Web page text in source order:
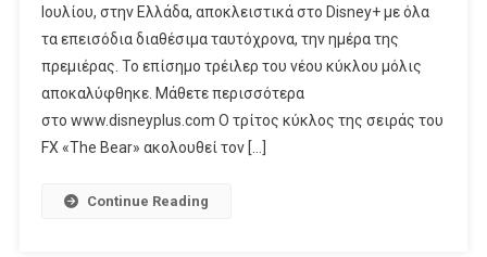
Σειράς
«The
Bear»
Ιουλίου, στην Ελλάδα, αποκλειστικά στο Disney+ με όλα
τα επεισόδια διαθέσιμα ταυτόχρονα, την ημέρα της
πρεμιέρας. Το επίσημο τρέιλερ του νέου κύκλου μόλις
αποκαλύφθηκε. Μάθετε περισσότερα
στο www.disneyplus.com Ο τρίτος κύκλος της σειράς του
FX «The Bear» ακολουθεί τον […]
Continue Reading